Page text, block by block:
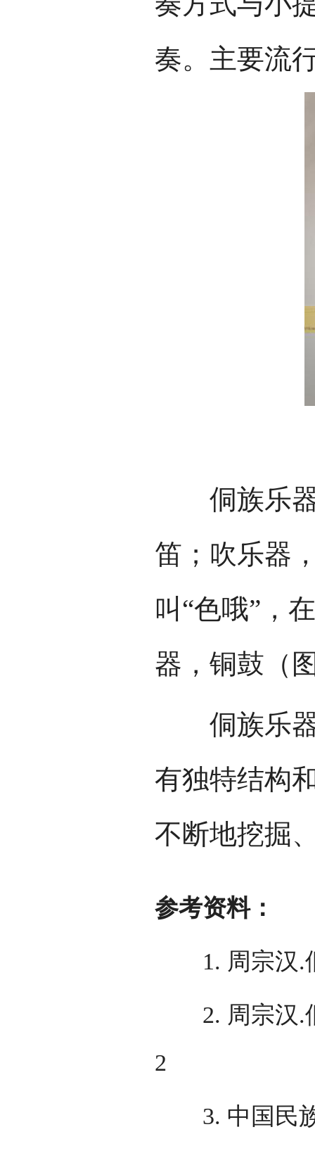
奏。主要流
侗族乐器
笛；吹乐器
叫“色哦”，
器，铜鼓（
侗族乐器
有独特结构
不断地挖掘
参考资料：
1. 周宗汉.侗
2. 周宗汉.侗
2
3. 中国民